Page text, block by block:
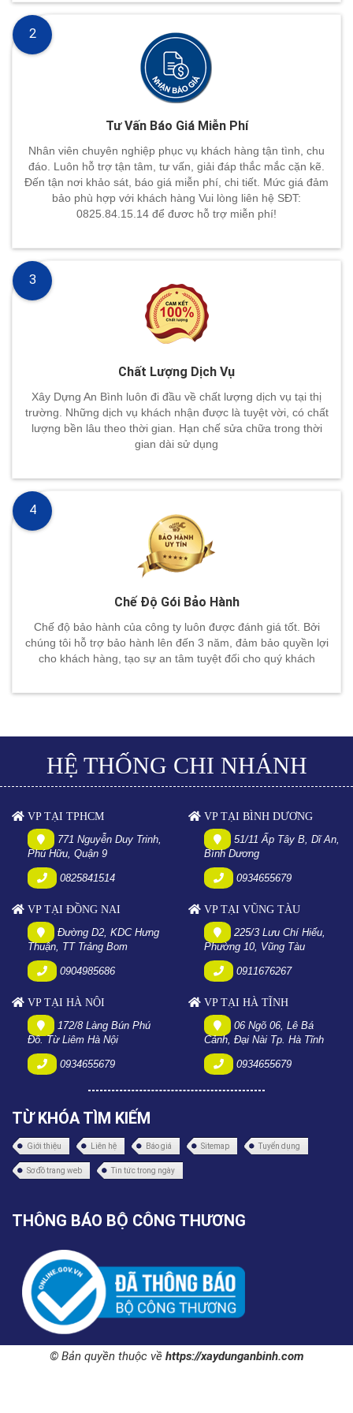
Tư Vấn Báo Giá Miễn Phí
Nhân viên chuyên nghiệp phục vụ khách hàng tận tình, chu
đáo. Luôn hỗ trợ tận tâm, tư vấn, giải đáp thắc mắc cặn kẽ.
Đến tận nơi khảo sát, báo giá miễn phí, chi tiết. Mức giá đảm
bảo phù hợp với khách hàng Vui lòng liên hệ SĐT:
0825.84.15.14 để đươc hỗ trợ miễn phí!
2
Chất Lượng Dịch Vụ
Xây Dựng An Bình luôn đi đầu về chất lượng dịch vụ tại thị
trường. Những dịch vụ khách nhận được là tuyệt vời, có chất
lượng bền lâu theo thời gian. Hạn chế sửa chữa trong thời
gian dài sử dụng
3
Chế Độ Gói Bảo Hành
Chế độ bảo hành của công ty luôn được đánh giá tốt. Bởi
chúng tôi hỗ trợ bảo hành lên đến 3 năm, đảm bảo quyền lợi
cho khách hàng, tạo sự an tâm tuyệt đối cho quý khách
4
HỆ THỐNG CHI NHÁNH
VP TẠI TPHCM
771 Nguyễn Duy Trinh,
Phú Hữu, Quận 9
0825841514
VP TẠI BÌNH DƯƠNG
51/11 Ấp Tây B, Dĩ An,
Bình Dương
0934655679
VP TẠI ĐỒNG NAI
Đường D2, KDC Hưng
Thuận, TT Trảng Bom
0904985686
VP TẠI VŨNG TÀU
225/3 Lưu Chí Hiếu,
Phường 10, Vũng Tàu
0911676267
VP TẠI HÀ NỘI
172/8 Làng Bún Phú
Đô. Từ Liêm Hà Nội
0934655679
VP TẠI HÀ TĨNH
06 Ngõ 06, Lê Bá
Cảnh, Đại Nài Tp. Hà Tĩnh
0934655679
TỪ KHÓA TÌM KIẾM
Giới thiệu Liên hệ Báo giá Sitemap Tuyển dụng
Sơ đồ trang web Tin tức trong ngày
THÔNG BÁO BỘ CÔNG THƯƠNG
© Bản quyền thuộc về https://xaydunganbinh.com